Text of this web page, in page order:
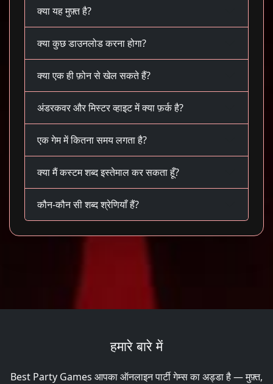
क्या यह मुफ़्त है?
क्या कुछ डाउनलोड करना होगा?
क्या एक ही फ़ोन से खेल सकते हैं?
अंडरकवर और मिस्टर व्हाइट में क्या फ़र्क है?
एक गेम में कितना समय लगता है?
क्या मैं कस्टम शब्द इस्तेमाल कर सकता हूँ?
कौन-कौन सी शब्द श्रेणियाँ हैं?
हमारे बारे में
Best Party Games आपका ऑनलाइन पार्टी गेम्स का अड्डा है — मुफ़्त,